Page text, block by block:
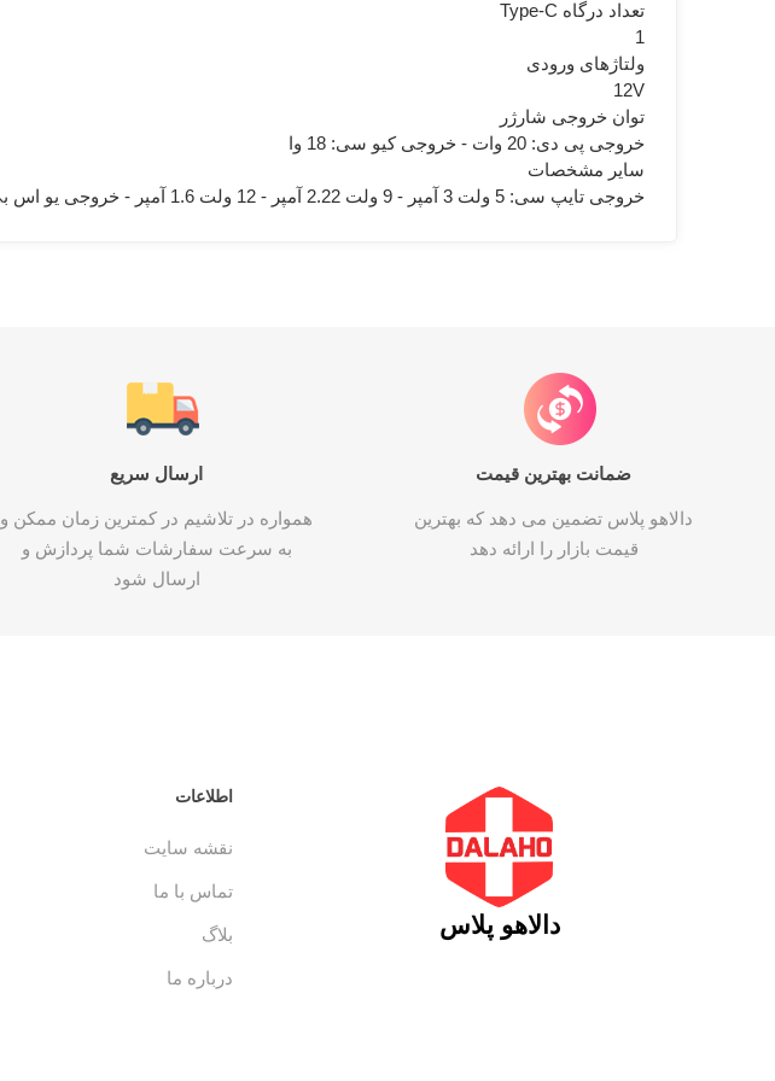
تعداد درگاه Type-C
1
ولتاژهای ورودی
12V
توان خروجی شارژر
خروجی پی دی: 20 وات - خروجی کیو سی: 18 وا
ساير مشخصات
خروجی تایپ سی: 5 ولت 3 آمپر - 9 ولت 2.22 آمپر - 12 ولت 1.6 آمپر - خروجی یو اس بی: 5 ولت 3 آمپر - 9 ولت 2 آمپر - 12 ولت 1.5مپر
ضمانت بهترین قیمت
دالاهو پلاس تضمین می دهد که بهترین
قیمت بازار را ارائه دهد
ارسال سریع
همواره در تلاشیم در کمترین زمان ممکن و
به سرعت سفارشات شما پردازش و
ارسال شود
دالاهو پلاس
اطلاعات
نقشه سایت
تماس با ما
بلاگ
درباره ما